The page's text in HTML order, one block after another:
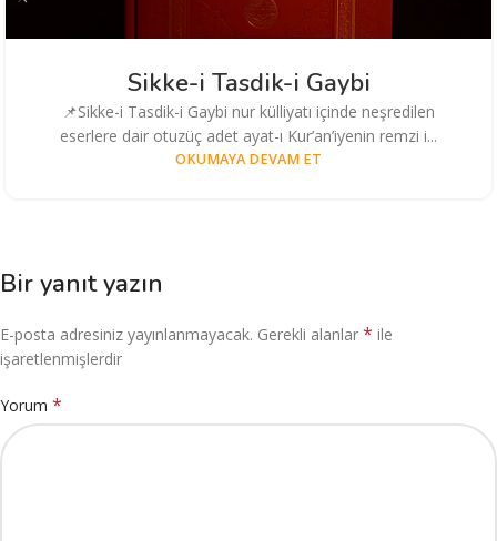
Sikke-i Tasdik-i Gaybi
📌Sikke-i Tasdik-i Gaybi nur külliyatı içinde neşredilen
eserlere dair otuzüç adet ayat-ı Kur’an’iyenin remzi i...
OKUMAYA DEVAM ET
Bir yanıt yazın
E-posta adresiniz yayınlanmayacak. Gerekli alanlar * ile
işaretlenmişlerdir
Yorum *